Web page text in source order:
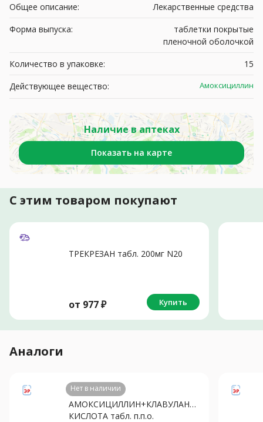
Общее описание:
Лекарственные средства
Форма выпуска:
таблетки покрытые
пленочной оболочкой
Количество в упаковке:
15
Действующее вещество:
Амоксициллин
Наличие в аптеках
Показать на карте
С этим товаром покупают
ТРЕКРЕЗАН табл. 200мг N20
от 977₽ Купить
Аналоги
Нет в наличии
АМОКСИЦИЛЛИН+КЛАВУЛАНОВАЯ
КИСЛОТА табл. п.п.о.